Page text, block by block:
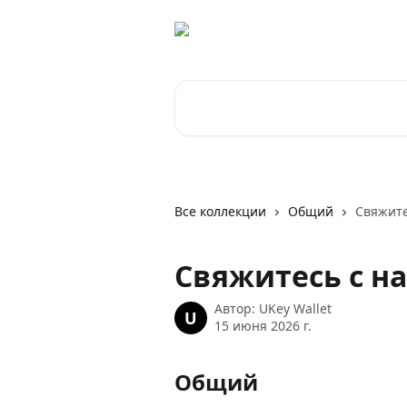
Все коллекции Общий
Свяжитесь с
U Автор: UKey Wallet
15 июня 2026 г.
Общий